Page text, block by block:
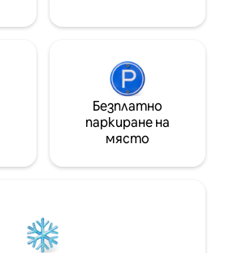
ви каним да се
Безплатно
паркиране на
място